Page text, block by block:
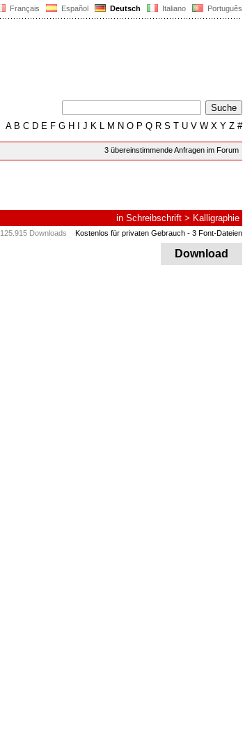
Français Español Deutsch Italiano Português
AB C D E F G H J K L M N O P Q R S T U V W X Y Z #
3 übereinstimmende Anfragen im Forum
in Schreibschrift > Kalligraphie
125.915 Downloads Kostenlos für privaten Gebrauch - 3 Font-Dateien
Download